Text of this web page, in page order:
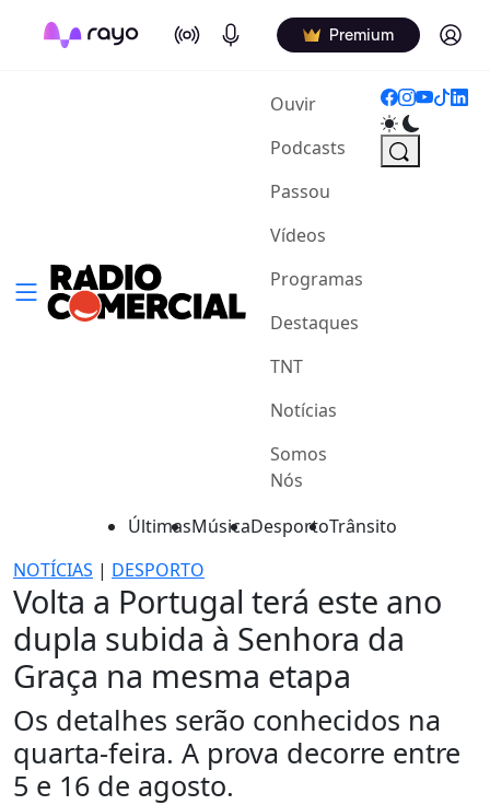
On Air Podcasts Premium Log in
Ouvir(current)
Podcasts
Passou
Vídeos
Programas
Destaques
TNT
Notícias
Somos
Nós
ÚltimasMúsicaDesportoTrânsito
NOTÍCIAS | DESPORTO
Volta a Portugal terá este ano
dupla subida à Senhora da
Graça na mesma etapa
Os detalhes serão conhecidos na
quarta-feira. A prova decorre entre
5 e 16 de agosto.